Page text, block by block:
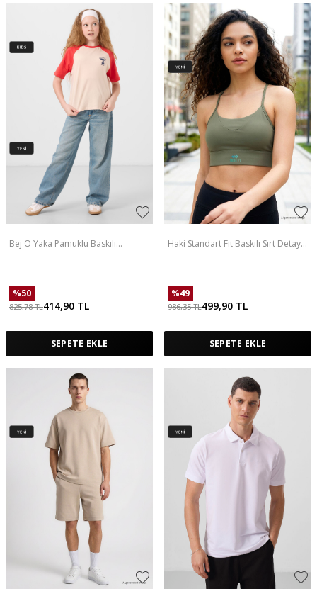
Bej O Yaka Pamuklu Baskılı
%50
825,78TL414,90 TL
SEPETE EKLE
Haki Standart Fit Baskılı Sırt Detaylı
%49
986,35TL499,90 TL
SEPETE EKLE